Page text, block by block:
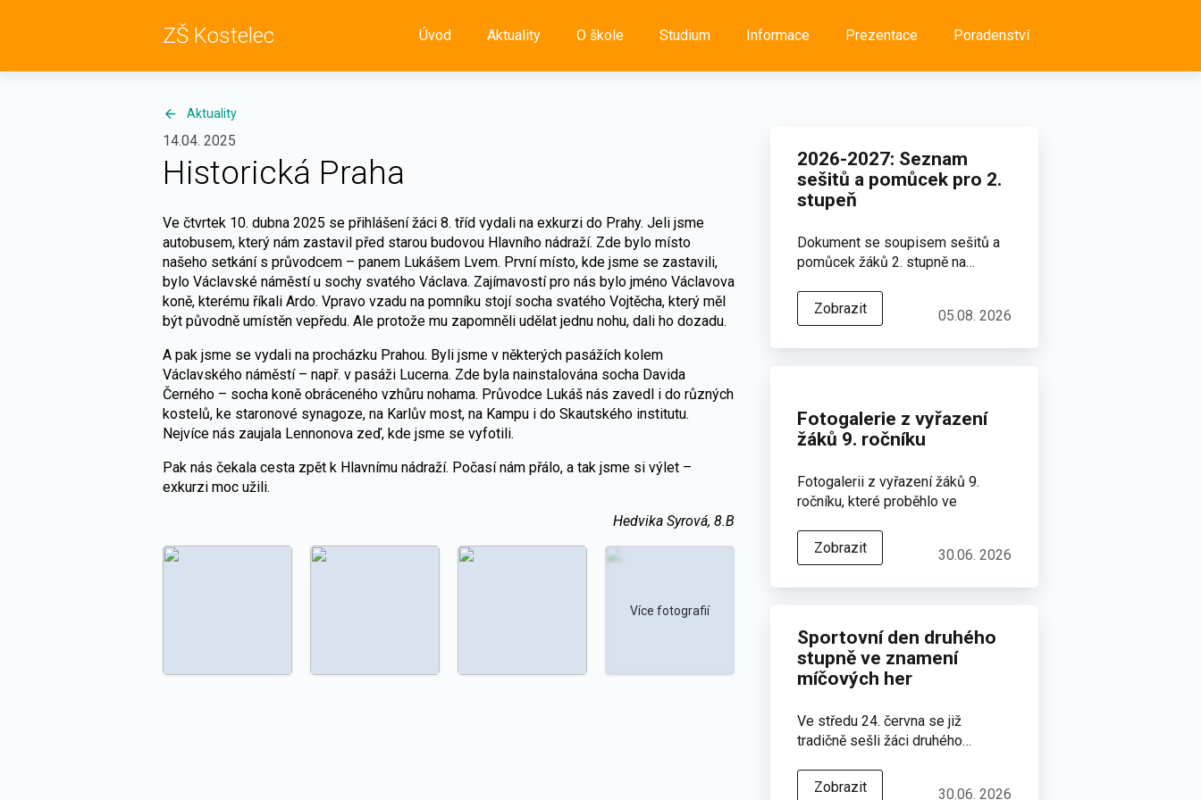
ZŠ Kostelec Úvod Aktuality O škole Studium Informace Prezentace Poradenství
Aktuality
14.04. 2025
Historická Praha
Ve čtvrtek 10. dubna 2025 se přihlášení žáci 8. tříd vydali na exkurzi do Prahy. Jeli jsme
autobusem, který nám zastavil před starou budovou Hlavního nádraží. Zde bylo místo
našeho setkání s průvodcem – panem Lukášem Lvem. První místo, kde jsme se zastavili,
bylo Václavské náměstí u sochy svatého Václava. Zajímavostí pro nás bylo jméno Václavova
koně, kterému říkali Ardo. Vpravo vzadu na pomníku stojí socha svatého Vojtěcha, který měl
být původně umístěn vepředu. Ale protože mu zapomněli udělat jednu nohu, dali ho dozadu.
A pak jsme se vydali na procházku Prahou. Byli jsme v některých pasážích kolem
Václavského náměstí – např. v pasáži Lucerna. Zde byla nainstalována socha Davida
Černého – socha koně obráceného vzhůru nohama. Průvodce Lukáš nás zavedl i do různých
kostelů, ke staronové synagoze, na Karlův most, na Kampu i do Skautského institutu.
Nejvíce nás zaujala Lennonova zeď, kde jsme se vyfotili.
Pak nás čekala cesta zpět k Hlavnímu nádraží. Počasí nám přálo, a tak jsme si výlet –
exkurzi moc užili.
Hedvika Syrová, 8.B
Více fotografií
2026-2027: Seznam
sešitů a pomůcek pro 2.
stupeň
Dokument se soupisem sešitů a
pomůcek žáků 2. stupně na…
Zobrazit 05.08. 2026
Fotogalerie z vyřazení
žáků 9. ročníku
Fotogalerii z vyřazení žáků 9.
ročníku, které proběhlo ve
Zobrazit
30.06. 2026
Sportovní den druhého
stupně ve znamení
míčových her
Ve středu 24. června se již
tradičně sešli žáci druhého…
Zobrazit 30.06. 2026